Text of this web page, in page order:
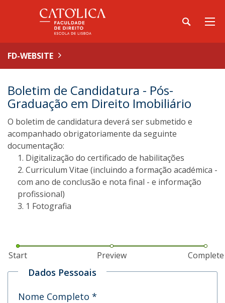
FD-WEBSITE
Boletim de Candidatura - Pós-
Graduação em Direito Imobiliário
O boletim de candidatura deverá ser submetido e
acompanhado obrigatoriamente da seguinte
documentação:
Digitalização do certificado de habilitações
Curriculum Vitae (incluindo a formação académica -
com ano de conclusão e nota final - e informação
profissional)
1 Fotografia
Start Preview Complete
Dados Pessoais
Nome Completo *